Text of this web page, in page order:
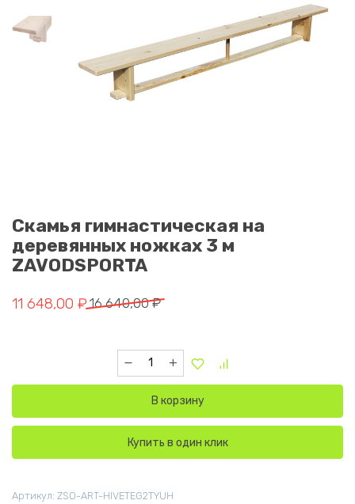
Скамья гимнастическая на
деревянных ножках 3 м
ZAVODSPORTA
16 640,00₽
Первоначальная цена составляла 16 640,00 ₽.
11 648,00 ₽
Текущая цена: 11 648,00 ₽.
Количество товара Скамья
В корзину
Купить в один клик
Артикул: ZSO-ART-HIVETEG2TYUH